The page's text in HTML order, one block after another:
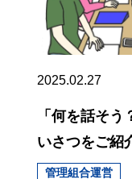
2025.02.27
「何を話そ
いさつをご紹
管理組合運営